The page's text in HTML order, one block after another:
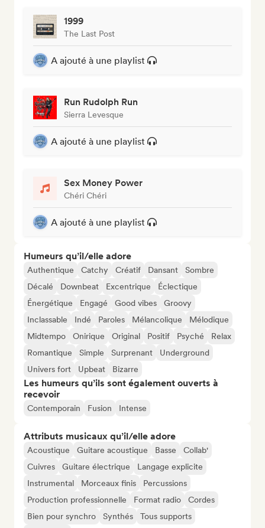
1999
The Last Post
A ajouté à une playlist
Run Rudolph Run
Sierra Levesque
A ajouté à une playlist
Sex Money Power
Chéri Chéri
A ajouté à une playlist
Humeurs qu’il/elle adore
Authentique Catchy Créatif Dansant
Sombre
Décalé
Downbeat Excentrique
Éclectique
Énergétique
Engagé Good vibes
Groovy
Inclassable
Indé Paroles Mélancolique
Mélodique
Midtempo
Onirique Original Positif Psyché
Relax
Romantique
Simple Surprenant
Underground
Univers fort
Upbeat Bizarre
Les humeurs qu’ils sont également ouverts à
recevoir
Contemporain Fusion Intense
Attributs musicaux qu’il/elle adore
Acoustique Guitare acoustique Basse
Collab'
Cuivres
Guitare électrique
Langage explicite
Instrumental
Morceaux finis
Percussions
Production professionnelle
Format radio
Cordes
Bien pour synchro
Synthés Tous supports